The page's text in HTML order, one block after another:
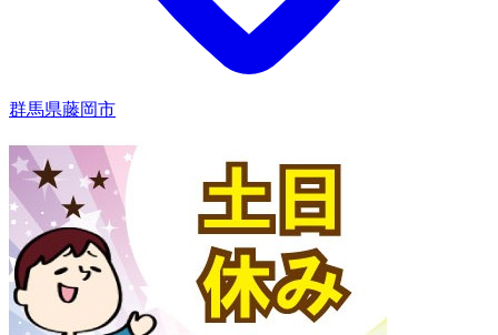
群馬県藤岡市